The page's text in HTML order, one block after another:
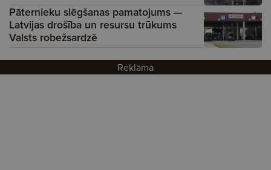
Pāternieku slēgšanas pamatojums —
Latvijas drošība un resursu trūkums
Valsts robežsardzē
Reklāma